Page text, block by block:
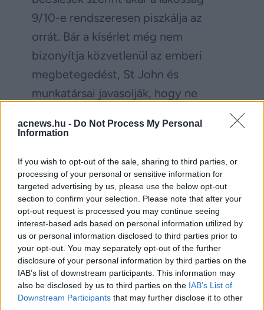
acnews.hu - Do Not Process My Personal
Information
If you wish to opt-out of the sale, sharing to third parties, or
processing of your personal or sensitive information for
targeted advertising by us, please use the below opt-out
section to confirm your selection. Please note that after your
opt-out request is processed you may continue seeing
interest-based ads based on personal information utilized by
us or personal information disclosed to third parties prior to
your opt-out. You may separately opt-out of the further
disclosure of your personal information by third parties on the
IAB’s list of downstream participants. This information may
also be disclosed by us to third parties on the IAB’s List of
Downstream Participants that may further disclose it to other
9/10-e rendszeresen piszkálja az
orrát. Bár a kísérlet még nem
bizonyítja közvetlenül az emberi
megbetegedést, St John és
munkatársai javasolják, hogy ne
piszkáljuk az orrunkat és ne szedjük ki
az orrszőrünket, mert az a
„Az Alzheimer-kór rendkívül
összetett betegség” – hangsúlyozta
St John, hozzátéve:
„Bár a 65 év feletti korosztályban a
kockázat jelentősen nő, az okok
között szerepel az életmód és a
környezeti hatások is. Úgy véljük, a